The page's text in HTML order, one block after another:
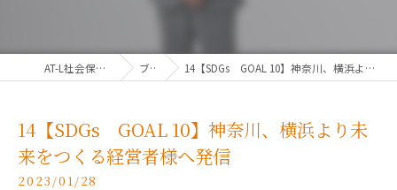
AT-L社会保険労務士法人 ブログ 14【SDGs GOAL 10】神奈川、横浜より未来をつくる経営者様へ発信
14【SDGs GOAL 10】神奈川、横浜より未
来をつくる経営者様へ発信
2023/01/28